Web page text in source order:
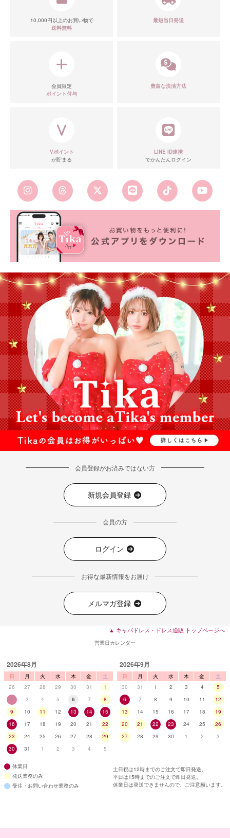
10,000円以上のお買い物で
送料無料
最短当日発送
会員限定
ポイント付与
豊富な決済方法
Vポイント
が貯まる
LINE ID連携
でかんたんログイン
会員登録がお済みではない方
新規会員登録
会員の方
ログイン
お得な最新情報をお届け
メルマガ登録
▲ キャバドレス・ドレス通販 トップページへ
営業日カレンダー
2026年8月
日 月 火 水 木 金
土
26
27 28 29 30 31
1
2
3 4 5 6 7
8
9
10 11 12 13 14
15
16
17 18 19 20 21
22
23
24 25 26 27 28
29
30
31 1 2 3 4 5
2026年9月
日 月 火 水 木 金
土
30
31 1 2 3 4
5
6
7 8 9 10 11
12
13
14 15 16 17 18
19
20
21 22 23 24 25
26
27
28 29 30 1 2 3
休業日
発送業務のみ
受注・お問い合わせ業務のみ
土日祝は12時までのご注文で即日発送。
平日は15時までのご注文で即日発送。
休業日は発送できませんので、ご注意願います。